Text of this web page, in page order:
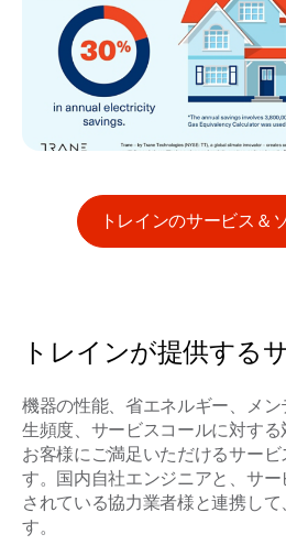
トレインのサービス＆
トレインが提供する
機器の性能、省エネルギー、メ
⽣頻度、サービスコールに対す
お客様にご満⾜いただけるサー
す。国内自社エンジニアと、サ
されている協力業者様と連携し
す。